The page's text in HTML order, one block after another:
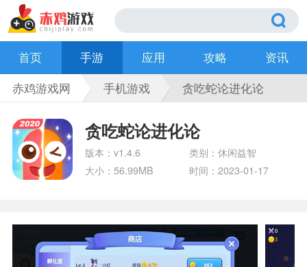
首页 手游 应用 攻略
资讯
赤鸡游戏网
手机游戏 贪吃蛇论进化论
贪吃蛇论进化论
版本：v1.4.6
类别：休闲益智
大小：56.99MB
时间：2023-01-17